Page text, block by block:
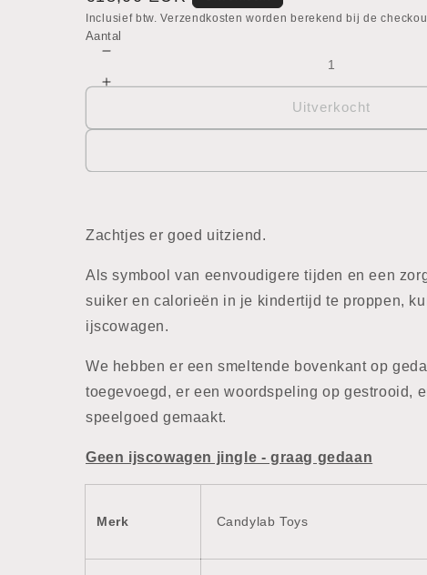
prijs
Inclusief btw. Verzendkosten worden berekend bij de
Aantal
verlagen
Aantal
voor
Uitverkocht
Zachtjes er goed uitziend.
Als symbool van eenvoudigere tijden en een
suiker en calorieën in je kindertijd te proppen,
ijscowagen.
We hebben er een smeltende bovenkant op
toegevoegd, er een woordspeling op gestrooid,
speelgoed gemaakt.
Geen ijscowagen jingle - graag gedaan
Merk Candylab Toys